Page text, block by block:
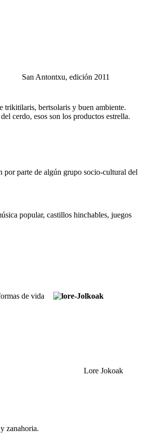
San Antontxu, edición 2011
trikitilaris, bertsolaris y buen ambiente.
cerdo, esos son los productos estrella.
por parte de algún grupo socio-cultural del
popular, castillos hinchables, juegos
Lore Jokoak
de vida
zanahoria.